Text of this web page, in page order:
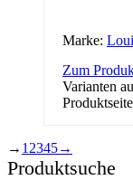
Marke:
Zum
Varianten
→ 1 2345→
Produktsuche